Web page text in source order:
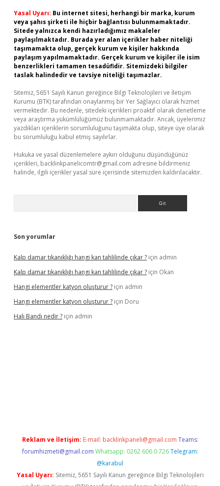
Yasal Uyarı: Bu internet sitesi, herhangi bir marka, kurum
veya şahıs şirketi ile hiçbir bağlantısı bulunmamaktadır.
Sitede yalnızca kendi hazırladığımız makaleler
paylaşılmaktadır. Burada yer alan içerikler haber niteliği
taşımamakta olup, gerçek kurum ve kişiler hakkında
paylaşım yapılmamaktadır. Gerçek kurum ve kişiler ile isim
benzerlikleri tamamen tesadüfidir. Sitemizdeki bilgiler
taslak halindedir ve tavsiye niteliği taşımazlar.
Sitemiz, 5651 Sayılı Kanun gereğince Bilgi Teknolojileri ve İletişim
Kurumu (BTK) tarafından onaylanmış bir Yer Sağlayıcı olarak hizmet
vermektedir. Bu nedenle, sitedeki içerikleri proaktif olarak denetleme
veya araştırma yükümlülüğümüz bulunmamaktadır. Ancak, üyelerimiz
yazdıkları içeriklerin sorumluluğunu taşımakta olup, siteye üye olarak
bu sorumluluğu kabul etmiş sayılırlar.
Hukuka ve yasal düzenlemelere aykırı olduğunu düşündüğünüz
içerikleri, backlinkpanelicomtr@gmail.com adresine bildirmeniz
halinde, ilgili içerikler yasal süre içerisinde sitemizden kaldırılacaktır.
Son yorumlar
Kalp damar tıkanıklığı hangi kan tahlilinde çıkar ? için admin
Kalp damar tıkanıklığı hangi kan tahlilinde çıkar ? için Okan
Hangi elementler katyon oluşturur ? için admin
Hangi elementler katyon oluşturur ? için Doru
Halı Bandı nedir ? için admin
Reklam ve İletişim: E-mail: backlinkpaneli@gmail.com Teams:
forumhizmeti@gmail.com Whatsapp: 0262 606 0 726 Telegram:
@karabul
Yasal Uyarı: Sitemiz, 5651 Sayılı Kanun gereğince Bilgi Teknolojileri